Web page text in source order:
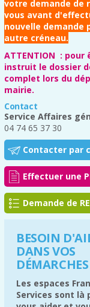
votre demande de
vous avant
nouvelle demande
autre créneau.
ATTENTION : pour
instruit le dossier
complet lors du
mairie.
Contact
Service Affaires
04 74 65 37 30
Contacter par
Effectuer une
Demande de
BESOIN
DANS VOS
Les espaces
Services sont là